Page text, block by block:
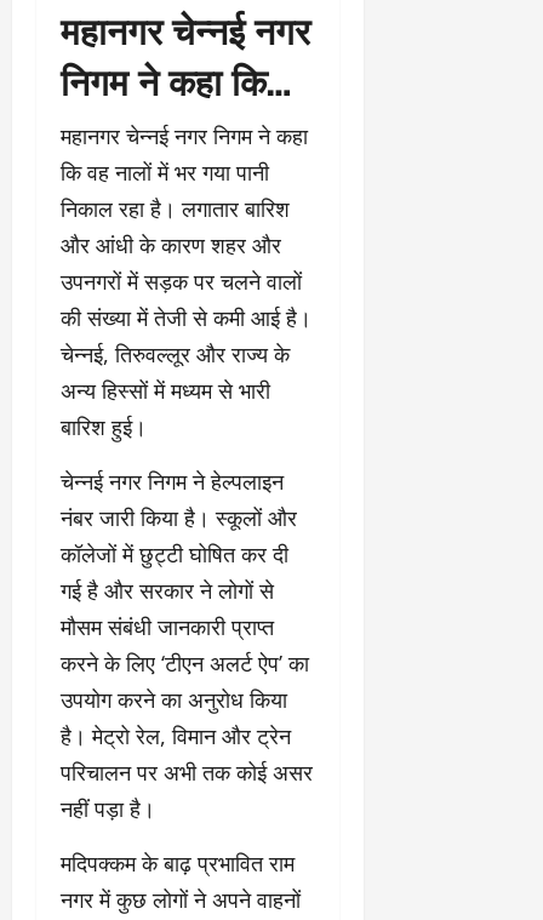
महानगर चेन्नई नगर
निगम ने कहा कि…
महानगर चेन्नई नगर निगम ने कहा
कि वह नालों में भर गया पानी
निकाल रहा है। लगातार बारिश
और आंधी के कारण शहर और
उपनगरों में सड़क पर चलने वालों
की संख्या में तेजी से कमी आई है।
चेन्नई, तिरुवल्लूर और राज्य के
अन्य हिस्सों में मध्यम से भारी
बारिश हुई।
चेन्नई नगर निगम ने हेल्पलाइन
नंबर जारी किया है। स्कूलों और
कॉलेजों में छुट्टी घोषित कर दी
गई है और सरकार ने लोगों से
मौसम संबंधी जानकारी प्राप्त
करने के लिए ‘टीएन अलर्ट ऐप’ का
उपयोग करने का अनुरोध किया
है। मेट्रो रेल, विमान और ट्रेन
परिचालन पर अभी तक कोई असर
नहीं पड़ा है।
मदिपक्कम के बाढ़ प्रभावित राम
नगर में कुछ लोगों ने अपने वाहनों